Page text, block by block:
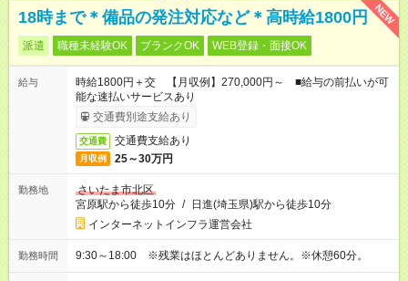
NEW
18時まで＊備品の発注対応など＊高時給1800円
派遣 職種未経験OK ブランクOK WEB登録・面接OK
給与
時給1800円＋交 【月収例】270,000円～ ■給与の前払いが可
能な速払いサービスあり
交通費別途支給あり
交通費 交通費支給あり
月収例 25～30万円
勤務地
さいたま市北区
宮原駅から徒歩10分 / 日進(埼玉県)駅から徒歩10分
インターネットインフラ運営会社
勤務時間 9:30～18:00 ※残業はほとんどありません。※休憩60分。